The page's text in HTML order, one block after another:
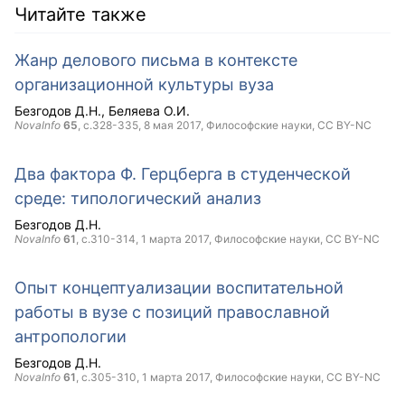
Читайте также
Жанр делового письма в контексте
организационной культуры вуза
Безгодов Д.Н. Беляева О.И.
NovaInfo 65, с.328-335, 8 мая 2017, Философские науки, CC BY-NC
Два фактора Ф. Герцберга в студенческой
среде: типологический анализ
Безгодов Д.Н.
NovaInfo 61, с.310-314, 1 марта 2017, Философские науки, CC BY-NC
Опыт концептуализации воспитательной
работы в вузе с позиций православной
антропологии
Безгодов Д.Н.
NovaInfo 61, с.305-310, 1 марта 2017, Философские науки, CC BY-NC